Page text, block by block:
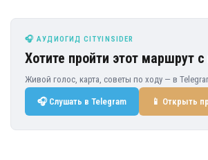
🎧 АУДИОГИД CITYINSIDER
Хотите пройти этот маршрут
Живой голос, карта, советы по ходу — в
🎧 Слушать в Telegram 📱 Открыть